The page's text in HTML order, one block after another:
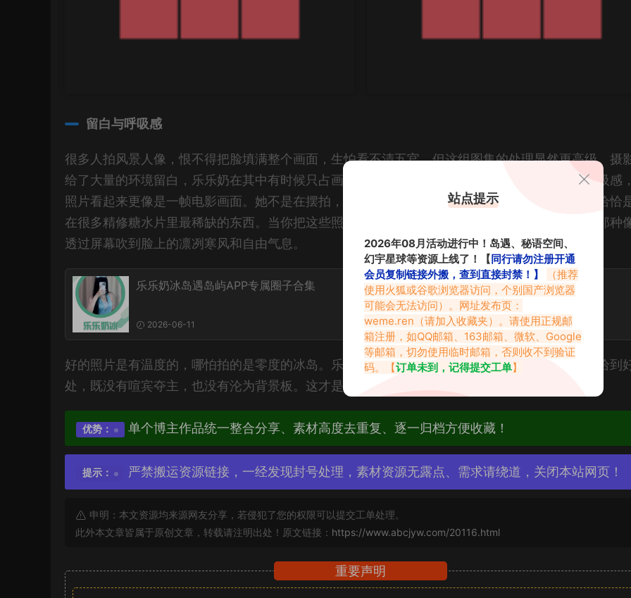
留白与呼吸感
很多人拍风景人像，恨不得把脸填满整个画面，生怕看不清五官。但这组图集的处理显然更高级。摄
给了大量的环境留白，乐乐奶在其中有时候只占画面的三分之一，甚至更少。这种构图带来的呼吸感
照片看起来更像是一帧电影画面。她不是在摆拍，而是在那个空间里生活、行走。这种松弛感，恰恰
在很多精修糖水片里最稀缺的东西。当你把这些照片设为壁纸时，看的不仅仅是她的颜值，更是那种
透过屏幕吹到脸上的凛冽寒风和自由气息。
乐乐奶冰岛遇岛屿APP专属圈子合集
2026-06-11
好的照片是有温度的，哪怕拍的是零度的冰岛。乐乐奶这组片子，把那种清冷孤寂的美感演绎得恰到
处，既没有喧宾夺主，也没有沦为背景板。这才是这趟“冰岛遇”最值得细看的地方。
优势： 单个博主作品统一整合分享、素材高度去重复、逐一归档方便收藏！
提示： 严禁搬运资源链接，一经发现封号处理，素材资源无露点、需求请绕道，关闭本站网页！
申明：本文资源均来源网友分享，若侵犯了您的权限可以提交工单处理。
此外本文章皆属于原创文章，转载请注明出处！原文链接： https://www.abcjyw.com/20116.html
重要声明
站点提示
2026年08月活动进行中！岛遇、秘语空间、
幻宇星球等资源上线了！【同行请勿注册开通
会员复制链接外搬，查到直接封禁！】
（推荐
使用火狐或谷歌浏览器访问，个别国产浏览器
可能会无法访问）。网址发布页：
weme.ren （请加入收藏夹）。请使用正规邮
箱注册，如QQ邮箱、163邮箱、微软、Google
等邮箱，切勿使用临时邮箱，否则收不到验证
码。【订单未到，记得提交工单】